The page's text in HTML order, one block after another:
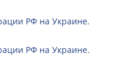
РФ на Украине.
РФ на Украине.